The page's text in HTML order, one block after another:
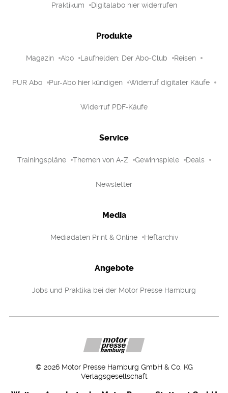
Praktikum Digitalabo hier widerrufen
Produkte
Magazin Abo Laufhelden: Der Abo-Club Reisen
PUR Abo Pur-Abo hier kündigen Widerruf digitaler Käufe
Widerruf PDF-Käufe
Service
Trainingspläne Themen von A-Z Gewinnspiele Deals
Newsletter
Media
Mediadaten Print & Online Heftarchiv
Angebote
Jobs und Praktika bei der Motor Presse Hamburg
© 2026 Motor Presse Hamburg GmbH & Co. KG
Verlagsgesellschaft